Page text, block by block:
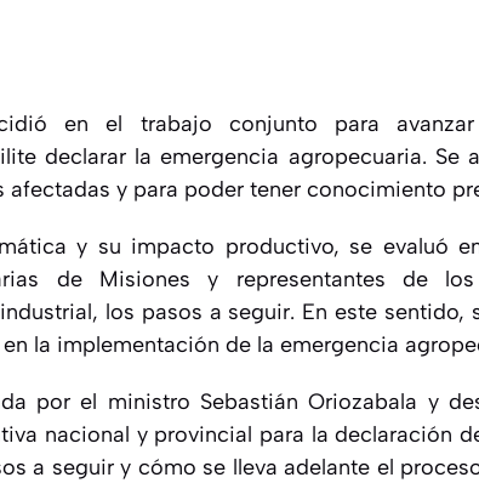
en el trabajo conjunto para
declarar la emergencia agropecuaria. Se
afectadas y para poder tener conocimiento
y su impacto productivo, se evaluó
de Misiones y representantes de
los pasos a seguir. En este sentido,
la implementación de la emergencia
por el ministro Sebastián Oriozabala y
nacional y provincial para la declaración
a seguir y cómo se lleva adelante el